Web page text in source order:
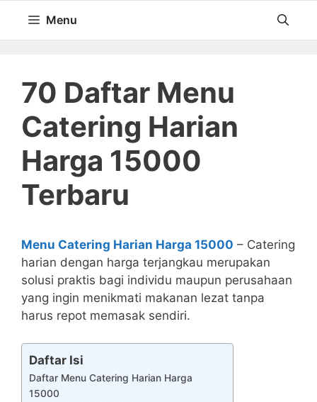
isi
Menu
70 Daftar Menu
Catering Harian
Harga 15000
Terbaru
Menu Catering Harian Harga 15000 – Catering
harian dengan harga terjangkau merupakan
solusi praktis bagi individu maupun perusahaan
yang ingin menikmati makanan lezat tanpa
harus repot memasak sendiri.
Daftar Isi
Daftar Menu Catering Harian Harga
15000